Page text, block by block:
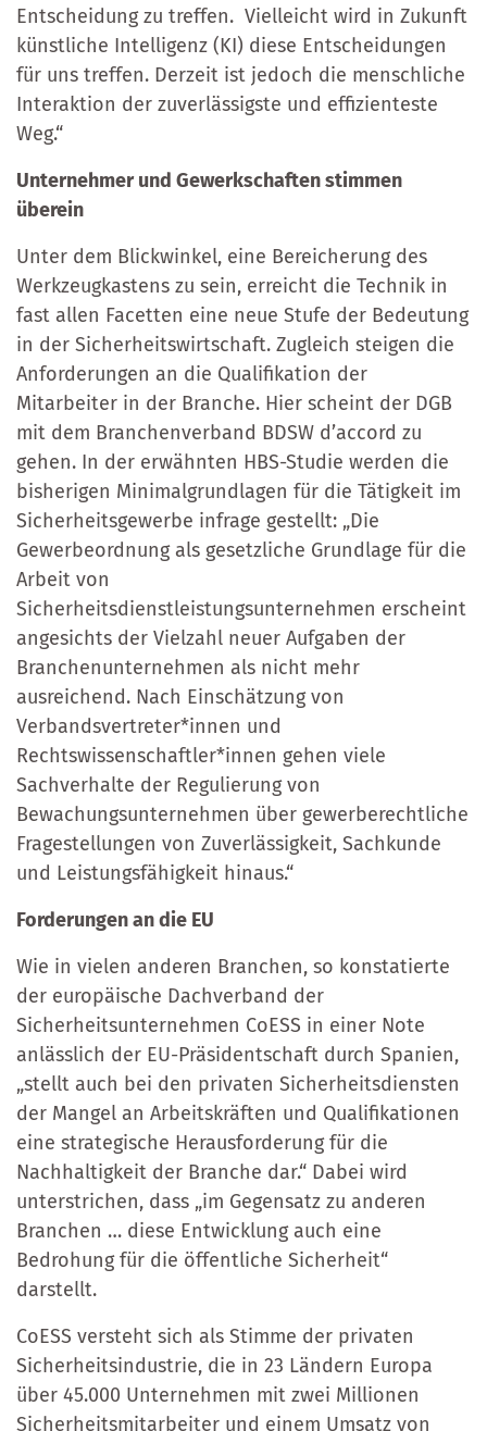
Entscheidung zu treffen. Vielleicht wird in Zukunft
künstliche Intelligenz (KI) diese Entscheidungen
für uns treffen. Derzeit ist jedoch die menschliche
Interaktion der zuverlässigste und effizienteste
Weg.“
Unternehmer und Gewerkschaften stimmen
überein
Unter dem Blickwinkel, eine Bereicherung des
Werkzeugkastens zu sein, erreicht die Technik in
fast allen Facetten eine neue Stufe der Bedeutung
in der Sicherheitswirtschaft. Zugleich steigen die
Anforderungen an die Qualifikation der
Mitarbeiter in der Branche. Hier scheint der DGB
mit dem Branchenverband BDSW d’accord zu
gehen. In der erwähnten HBS-Studie werden die
bisherigen Minimalgrundlagen für die Tätigkeit im
Sicherheitsgewerbe infrage gestellt: „Die
Gewerbeordnung als gesetzliche Grundlage für die
Arbeit von
Sicherheitsdienstleistungsunternehmen erscheint
angesichts der Vielzahl neuer Aufgaben der
Branchenunternehmen als nicht mehr
ausreichend. Nach Einschätzung von
Verbandsvertreter*innen und
Rechtswissenschaftler*innen gehen viele
Sachverhalte der Regulierung von
Bewachungsunternehmen über gewerberechtliche
Fragestellungen von Zuverlässigkeit, Sachkunde
und Leistungsfähigkeit hinaus.“
Forderungen an die EU
Wie in vielen anderen Branchen, so konstatierte
der europäische Dachverband der
Sicherheitsunternehmen CoESS in einer Note
anlässlich der EU-Präsidentschaft durch Spanien,
„stellt auch bei den privaten Sicherheitsdiensten
der Mangel an Arbeitskräften und Qualifikationen
eine strategische Herausforderung für die
Nachhaltigkeit der Branche dar.“ Dabei wird
unterstrichen, dass „im Gegensatz zu anderen
Branchen … diese Entwicklung auch eine
Bedrohung für die öffentliche Sicherheit“
darstellt.
CoESS versteht sich als Stimme der privaten
Sicherheitsindustrie, die in 23 Ländern Europa
über 45.000 Unternehmen mit zwei Millionen
Sicherheitsmitarbeiter und einem Umsatz von